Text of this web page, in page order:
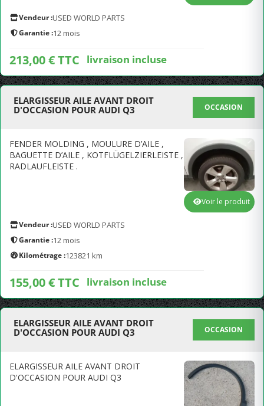
Vendeur :USED WORLD PARTS
Garantie :12 mois
213,00 € TTC livraison incluse
ELARGISSEUR AILE AVANT DROIT
D'OCCASION POUR AUDI Q3
OCCASION
FENDER MOLDING , MOULURE D’AILE ,
BAGUETTE D’AILE , KOTFLÜGELZIERLEISTE ,
RADLAUFLEISTE .
Vendeur :USED WORLD PARTS
Garantie :12 mois
Kilométrage :123821 km
155,00 € TTC livraison incluse
Voir le produit
ELARGISSEUR AILE AVANT DROIT
D'OCCASION POUR AUDI Q3
OCCASION
ELARGISSEUR AILE AVANT DROIT
D'OCCASION POUR AUDI Q3